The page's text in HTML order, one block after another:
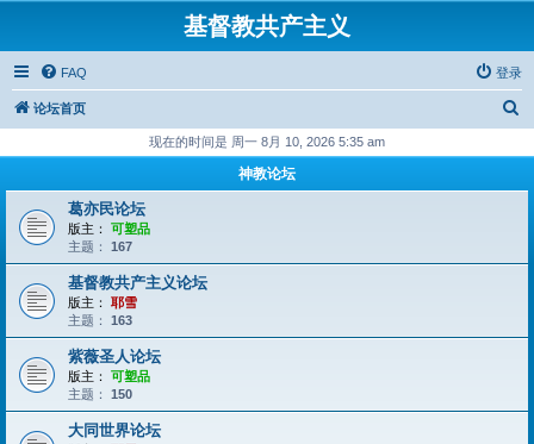
基督教共产主义
FAQ 登录
论坛首页
现在的时间是 周一 8月 10, 2026 5:35 am
神教论坛
葛亦民论坛
版主：
可塑品
主题： 167
基督教共产主义论坛
版主：
耶雪
主题： 163
紫薇圣人论坛
版主：
可塑品
主题： 150
大同世界论坛